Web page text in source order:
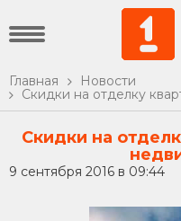
Главная
Новости
Скидки на отделку
Скидки на
9 сентября 2016 в 09:44